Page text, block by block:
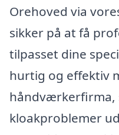
Orehoved via
sikker på at få
tilpasset dine
hurtig og effektiv
håndværkerfirma,
kloakproblemer